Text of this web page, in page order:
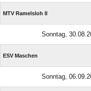
MTV Ramelsloh II
Sonntag,
ESV Maschen
Sonntag,